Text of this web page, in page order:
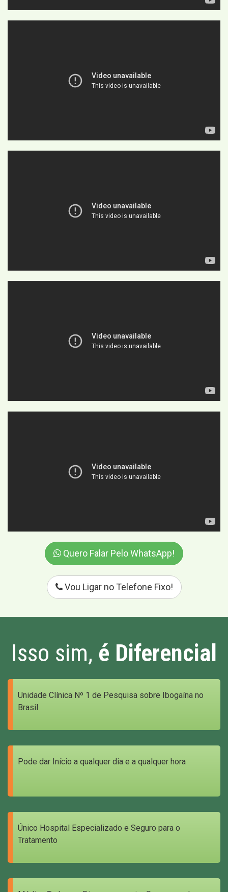
Quero Falar Pelo WhatsApp!
Vou Ligar no Telefone Fixo!
Isso sim, é Diferencial
Unidade Clínica Nº 1 de Pesquisa sobre Ibogaína no
Brasil
Pode dar Início a qualquer dia e a qualquer hora
Único Hospital Especializado e Seguro para o
Tratamento